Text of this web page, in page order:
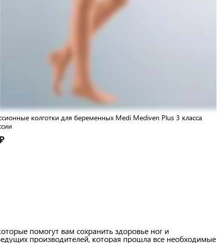
колготки для беременных Medi Mediven Plus 3 класса
помогут вам сохранить здоровье ног и
производителей, которая прошла все необходимые